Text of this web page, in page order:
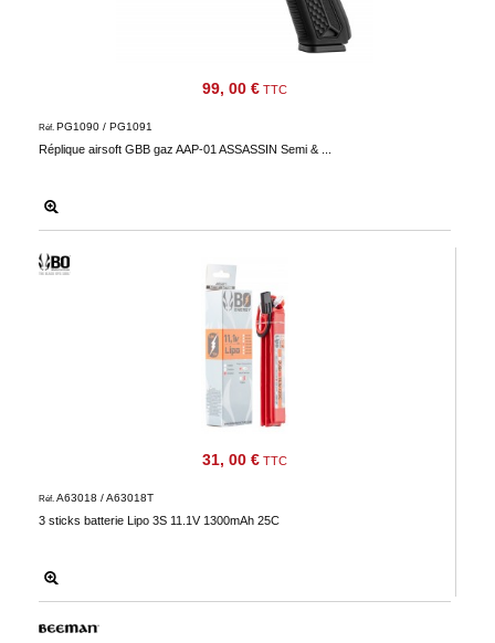
99, 00 € TTC
Réplique airsoft GBB gaz AAP-01 ASSASSIN Semi & ...
Réf. PG1090 / PG1091
31, 00 € TTC
3 sticks batterie Lipo 3S 11.1V 1300mAh 25C
Réf. A63018 / A63018T